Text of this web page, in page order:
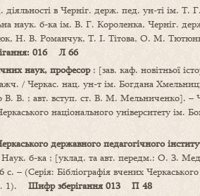
діяльності в Черніг. держ. пед. ун-ті ім. Т.
наук. б-ка ім. В. Г. Короленка, Черніг.
Н. В. Романчук, Т. І. Тітова, О. М.
016 Л 66
наук, професор: [зав. каф. новітньої
/ Черкас. нац. ун-т ім. Богдана
В. ; авт. вступ. ст. В. М. Мельниченко]. –
національного університету ім.
державного педагогічного
б-ка ; [уклад. та авт. передм.: О. З.
(Серія: Бібліографія вчених Черкаського
1). Шифр зберігання 013 П 48